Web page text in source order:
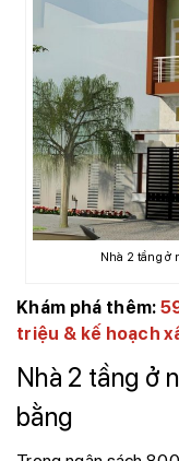
Nhà 2 tầng ở
Khám phá thêm:
triệu & kế hoạch
Nhà 2 tầng ở
bằng